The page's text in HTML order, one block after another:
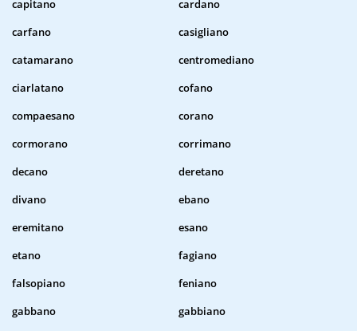
capitano
cardano
carfano
casigliano
catamarano
centromediano
ciarlatano
cofano
compaesano
corano
cormorano
corrimano
decano
deretano
divano
ebano
eremitano
esano
etano
fagiano
falsopiano
feniano
gabbano
gabbiano